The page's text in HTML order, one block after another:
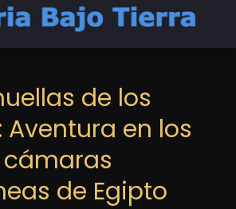
de los
en los
de Egipto